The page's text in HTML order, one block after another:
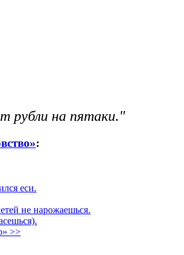
рубли на пятаки."
:
еси.
не нарожаешься.
>>